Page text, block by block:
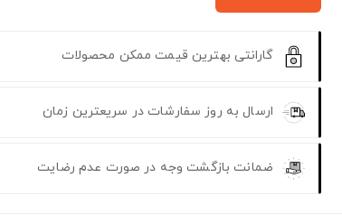
گارانتی بهترین قیمت ممکن محصولات
ارسال به روز سفارشات در سریعترین زمان
ضمانت بازگشت وجه در صورت عدم رضایت